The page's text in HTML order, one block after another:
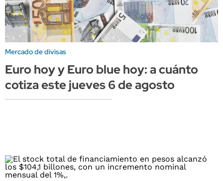
Mercado de divisas
Euro hoy y Euro blue hoy: a cuánto
cotiza este jueves 6 de agosto